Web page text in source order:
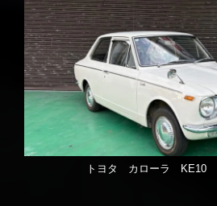
トヨタ カローラ KE10